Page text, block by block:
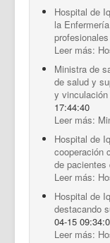
Hospital de
la
Leer más:
Ministra de
de salud y
y
17:44:40
Leer más:
Hospital de
cooperación
de pacientes
Leer más:
Hospital de
destacando
04-15
Leer más: